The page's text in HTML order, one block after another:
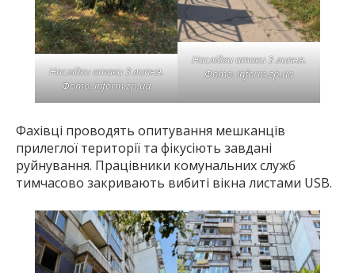
Наслідки атаки 3 липня.
Фото: inform.zp.ua
Наслідки атаки 3 липня.
Фото: inform.zp.ua
Фахівці проводять опитування мешканців
прилеглої території та фікусіють завдані
руйнування. Працівники комунальних служб
тимчасово закривають вибиті вікна листами USB.